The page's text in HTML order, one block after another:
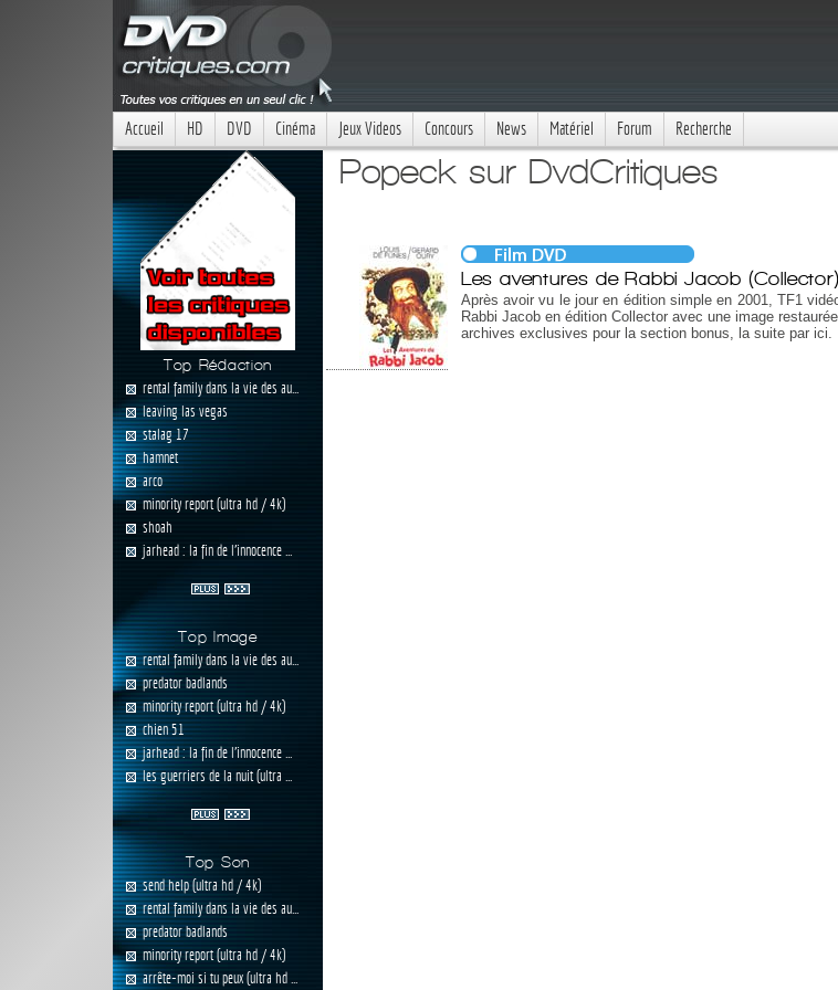
Accueil HD DVD Cinéma Jeux Videos Concours News Matériel Forum Recherche
Top Rédaction
rental family dans la vie des au...
leaving las vegas
stalag 17
hamnet
arco
minority report (ultra hd / 4k)
shoah
jarhead : la fin de l'innocence ...
Top Image
rental family dans la vie des au...
predator badlands
minority report (ultra hd / 4k)
chien 51
jarhead : la fin de l'innocence ...
les guerriers de la nuit (ultra ...
Top Son
send help (ultra hd / 4k)
rental family dans la vie des au...
predator badlands
minority report (ultra hd / 4k)
arrête-moi si tu peux (ultra hd ...
Popeck sur DvdCritiques
Les aventures de Rabbi Jacob (Collector)
Après avoir vu le jour en édition simple en 2001, TF1
Rabbi Jacob en édition Collector avec une image
archives exclusives pour la section bonus, la suite par ici.